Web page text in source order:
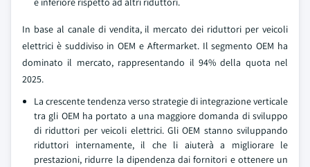
In base al canale di vendita, il mercato dei riduttori per veicoli
elettrici è suddiviso in OEM e Aftermarket. Il segmento OEM ha
dominato il mercato, rappresentando il 94% della quota nel
2025.
La crescente tendenza verso strategie di integrazione verticale
tra gli OEM ha portato a una maggiore domanda di sviluppo
di riduttori per veicoli elettrici. Gli OEM stanno sviluppando
riduttori internamente, il che li aiuterà a migliorare le
prestazioni, ridurre la dipendenza dai fornitori e ottenere un